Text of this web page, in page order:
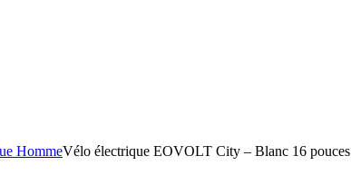
HommeVélo électrique EOVOLT City – Blanc 16 pouces